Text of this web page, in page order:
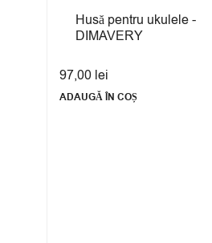
Husă pentru ukulele -
DIMAVERY
97,00 lei
ADAUGĂ ÎN COȘ